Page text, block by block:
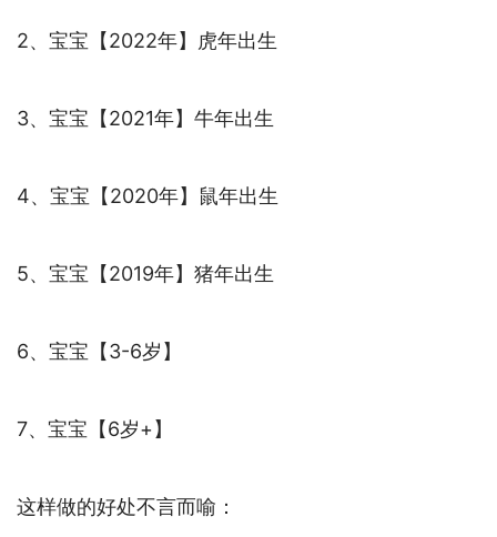
2、宝宝【2022年】虎年出生
3、宝宝【2021年】牛年出生
4、宝宝【2020年】鼠年出生
5、宝宝【2019年】猪年出生
6、宝宝【3-6岁】
7、宝宝【6岁+】
这样做的好处不言而喻：